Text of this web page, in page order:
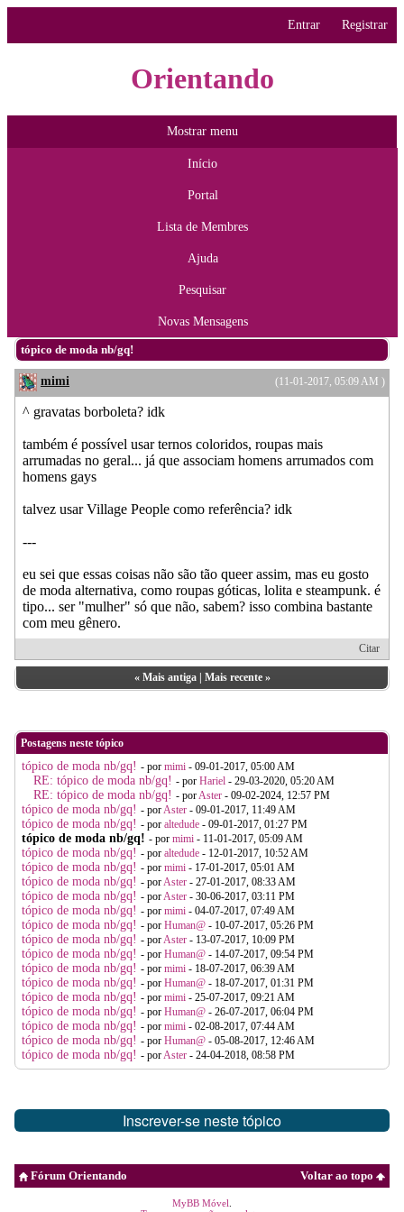
Entrar Registrar
Orientando
Mostrar menu
Início
Portal
Lista de Membres
Ajuda
Pesquisar
Novas Mensagens
tópico de moda nb/gq!
(11-01-2017, 05:09 AM )
mimi
^ gravatas borboleta? idk
também é possível usar ternos coloridos, roupas mais
arrumadas no geral... já que associam homens arrumados com
homens gays
talvez usar Village People como referência? idk
---
eu sei que essas coisas não são tão queer assim, mas eu gosto
de moda alternativa, como roupas góticas, lolita e steampunk. é
tipo... ser "mulher" só que não, sabem? isso combina bastante
com meu gênero.
Citar
« Mais antiga| Mais recente»
Postagens neste tópico
tópico de moda nb/gq! - por mimi - 09-01-2017, 05:00 AM
RE: tópico de moda nb/gq! - por Hariel - 29-03-2020, 05:20 AM
RE: tópico de moda nb/gq! - porAster - 09-02-2024, 12:57 PM
tópico de moda nb/gq! - porAster - 09-01-2017, 11:49 AM
tópico de moda nb/gq! - por altedude - 09-01-2017, 01:27 PM
tópico de moda nb/gq! - por mimi - 11-01-2017, 05:09 AM
tópico de moda nb/gq! - por altedude - 12-01-2017, 10:52 AM
tópico de moda nb/gq! - por mimi - 17-01-2017, 05:01 AM
tópico de moda nb/gq! - porAster - 27-01-2017, 08:33 AM
tópico de moda nb/gq! - porAster - 30-06-2017, 03:11 PM
tópico de moda nb/gq! - por mimi - 04-07-2017, 07:49 AM
tópico de moda nb/gq! - por Human@ - 10-07-2017, 05:26 PM
tópico de moda nb/gq! - porAster - 13-07-2017, 10:09 PM
tópico de moda nb/gq! - por Human@ - 14-07-2017, 09:54 PM
tópico de moda nb/gq! - por mimi - 18-07-2017, 06:39 AM
tópico de moda nb/gq! - por Human@ - 18-07-2017, 01:31 PM
tópico de moda nb/gq! - por mimi - 25-07-2017, 09:21 AM
tópico de moda nb/gq! - por Human@ - 26-07-2017, 06:04 PM
tópico de moda nb/gq! - por mimi - 02-08-2017, 07:44 AM
tópico de moda nb/gq! - por Human@ - 05-08-2017, 12:46 AM
tópico de moda nb/gq! - porAster - 24-04-2018, 08:58 PM
Inscrever-se neste tópico
Voltar ao topo
Fórum Orientando
MyBB Móvel